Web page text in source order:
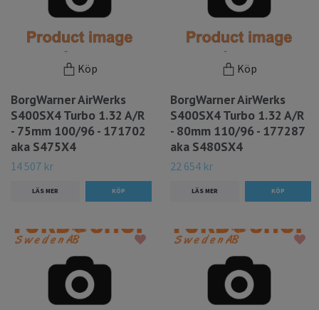
Köp
BorgWarner AirWerks
S400SX4 Turbo 1.32 A/R
- 75mm 100/96 - 171702
aka S475X4
14 507 kr
LÄS MER
Köp
BorgWarner AirWerks
S400SX4 Turbo 1.32 A/R
- 80mm 110/96 - 177287
aka S480SX4
22 654 kr
LÄS MER